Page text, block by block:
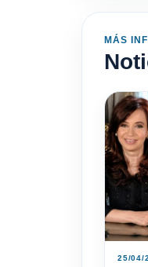
MÁS
25/04/